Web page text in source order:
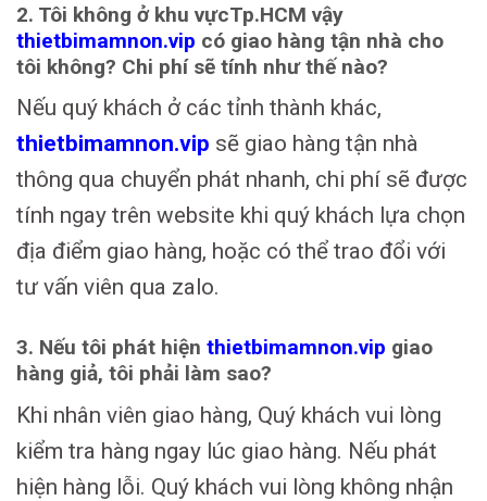
2. Tôi không ở khu vựcTp.HCM vậy
thietbimamnon.vip có giao hàng tận nhà cho
tôi không? Chi phí sẽ tính như thế nào?
Nếu quý khách ở các tỉnh thành khác,
thietbimamnon.vip sẽ giao hàng tận nhà
thông qua chuyển phát nhanh, chi phí sẽ được
tính ngay trên website khi quý khách lựa chọn
địa điểm giao hàng, hoặc có thể trao đổi với
tư vấn viên qua zalo.
3. Nếu tôi phát hiện thietbimamnon.vip giao
hàng giả, tôi phải làm sao?
Khi nhân viên giao hàng, Quý khách vui lòng
kiểm tra hàng ngay lúc giao hàng. Nếu phát
hiện hàng lỗi. Quý khách vui lòng không nhận